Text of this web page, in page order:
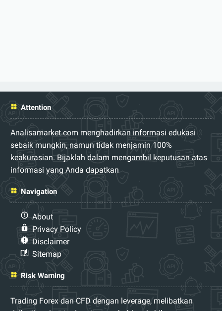
Attention
Analisamarket.com menghadirkan informasi edukasi
sebaik mungkin, namun tidak menjamin 100%
keakurasian. Bijaklah dalam mengambil keputusan atas
informasi yang Anda dapatkan
Navigation
About
Privacy Policy
Disclaimer
Sitemap
Risk Warning
Trading Forex dan CFD dengan leverage, melibatkan